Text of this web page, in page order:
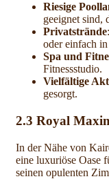
Riesige
geeignet sind,
Privatstrände
oder einfach
Spa und
Fitnessstudio.
Vielfältige
gesorgt.
2.3 Royal
In der Nähe von
eine luxuriöse Oase
seinen opulenten